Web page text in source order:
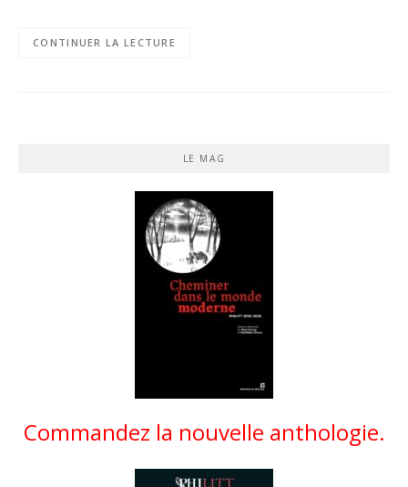
CONTINUER LA LECTURE
LE MAG
Commandez la nouvelle anthologie.